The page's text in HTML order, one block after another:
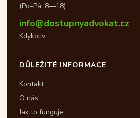
(Po–Pá: 8—18)
info@dostupnyadvokat.cz
Kdykoliv
DŮLEŽITÉ INFORMACE
Kontakt
O nás
Jak to funguje